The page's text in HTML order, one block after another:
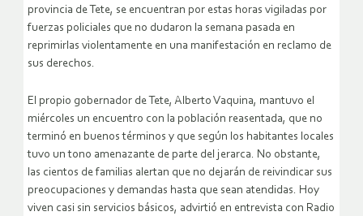
provincia de Tete, se encuentran por estas horas vigiladas por
fuerzas policiales que no dudaron la semana pasada en
reprimirlas violentamente en una manifestación en reclamo de
sus derechos.
El propio gobernador de Tete, Alberto Vaquina, mantuvo el
miércoles un encuentro con la población reasentada, que no
terminó en buenos términos y que según los habitantes locales
tuvo un tono amenazante de parte del jerarca. No obstante,
las cientos de familias alertan que no dejarán de reivindicar sus
preocupaciones y demandas hasta que sean atendidas. Hoy
viven casi sin servicios básicos, advirtió en entrevista con Radio